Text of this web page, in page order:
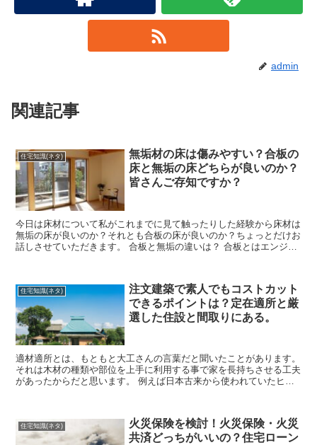
admin
関連記事
住宅知識(ネタ)
無垢材の床は傷みやすい？合板の
床と無垢の床どちらが良いのか？
皆さんご存知ですか？
今日は床材について私がこれまでに見て触ったりした経験から床材は
無垢の床が良いのか？それとも合板の床が良いのか？ちょっとだけお
話しさせていただきます。 合板と無垢の違いは？ 合板とはエンジニ
住宅知識(ネタ)
注文建築で素人でもコストカット
できるポイントは？定在適所と厳
選した住設と間取りにある。
適材適所とは、もともと大工さんの言葉だと聞いたことがあります。
それは木材の種類や部位を上手に利用する事で家を長持ちさせる工夫
があったからだと思います。 例えば日本古来から使われていたヒノ
住宅知識(ネタ)
火災保険を検討！火災保険・火災
共済どっちがいいの？住宅ローン